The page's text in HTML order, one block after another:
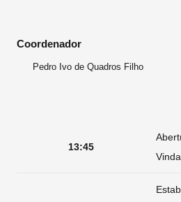
Coordenador
Pedro Ivo de Quadros Filho
13:45